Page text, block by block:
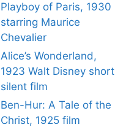
Playboy of Paris, 1930
starring Maurice
Chevalier
Alice’s Wonderland,
1923 Walt Disney short
silent film
Ben-Hur: A Tale of the
Christ, 1925 film